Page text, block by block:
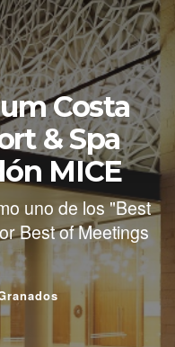
Costa
& Spa
MICE
uno de los "Best
Best of Meetings